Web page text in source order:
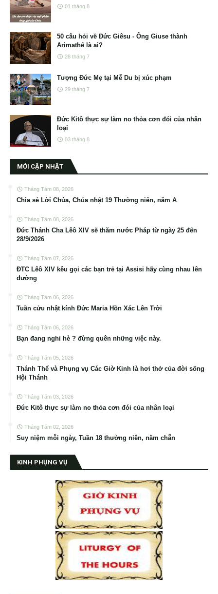
01 tháng 8
50 câu hỏi về Đức Giêsu - Ông Giuse thành
Arimathê là ai?
28 tháng 7
Tượng Đức Mẹ tại Mễ Du bị xúc phạm
29 tháng 7
Đức Kitô thực sự làm no thỏa cơn đói của nhân
loại
03 tháng 8
MỚI CẬP NHẬT
Tháng Tám 08, 2026
Chia sẻ Lời Chúa, Chúa nhật 19 Thường niên, năm A
Tháng Tám 08, 2026
Đức Thánh Cha Lêô XIV sẽ thăm nước Pháp từ ngày 25 đến
28/9/2026
Tháng Tám 07, 2026
ĐTC Lêô XIV kêu gọi các bạn trẻ tại Assisi hãy cùng nhau lên
đường
Tháng Tám 06, 2026
Tuần cửu nhật kính Đức Maria Hồn Xác Lên Trời
Tháng Tám 06, 2026
Bạn đang nghỉ hè ? đừng quên những việc này.
Tháng Tám 05, 2026
Thánh Thể và Phụng vụ Các Giờ Kinh là hơi thở của đời sống
Hội Thánh
Tháng Tám 03, 2026
Đức Kitô thực sự làm no thỏa cơn đói của nhân loại
Tháng Tám 02, 2026
Suy niệm mỗi ngày, Tuần 18 thường niên, năm chẵn
KINH PHỤNG VỤ